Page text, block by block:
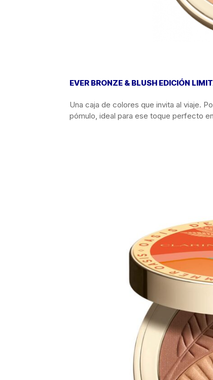
EVER BRONZE & BLUSH EDICIÓN
Una caja de colores que invita al viaje.
pómulo, ideal para ese toque perfecto